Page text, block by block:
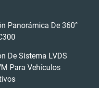
Panorámica De 360°
De Sistema LVDS
Para Vehículos